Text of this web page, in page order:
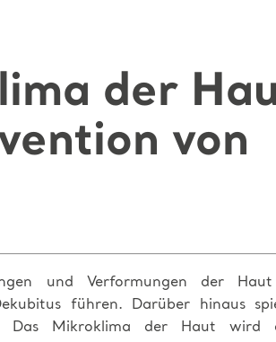
der
von
und Verformungen der
führen. Darüber hinaus
Das Mikroklima der Haut wird